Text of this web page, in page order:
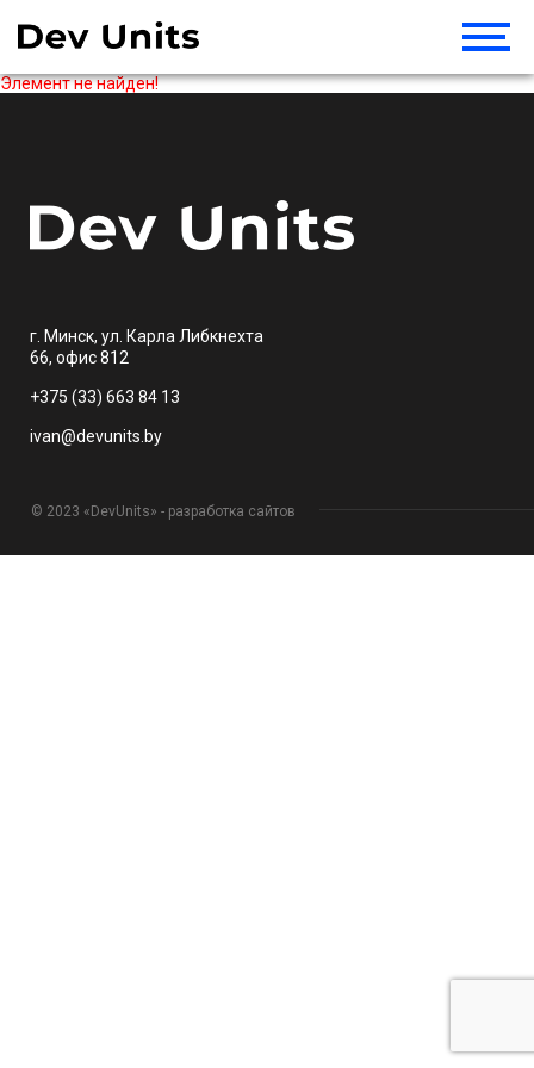
Элемент не найден!
г. Минск, ул. Карла Либкнехта
66, офис 812
+375 (33) 663 84 13
ivan@devunits.by
© 2023 «DevUnits» - разработка сайтов